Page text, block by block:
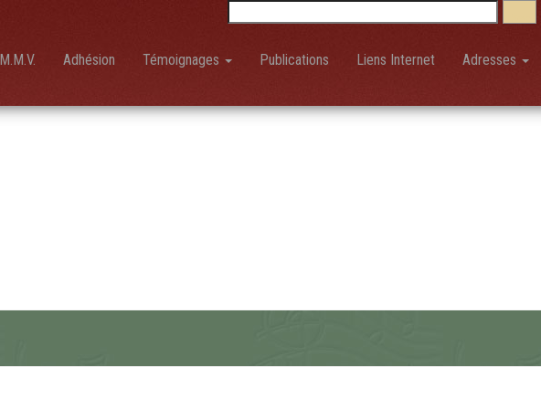
Adhésion Témoignages Publications Liens Internet Adresses